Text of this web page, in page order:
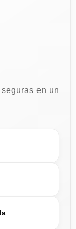
en un